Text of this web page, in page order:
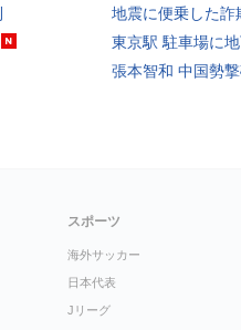
地震に便乗した詐
東京駅 駐車場に
張本智和 中国勢
スポーツ
海外サッカー
日本代表
Jリーグ